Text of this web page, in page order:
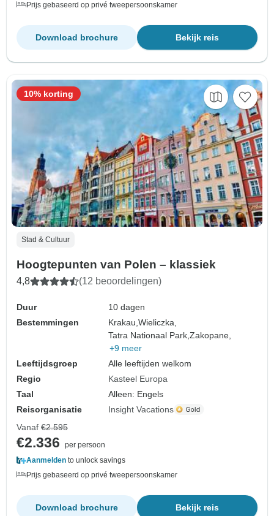
Prijs gebaseerd op privé tweepersoonskamer
Bekijk reis
Download brochure
Stad & Cultuur
Hoogtepunten van Polen – klassiek
4,8 (12 beoordelingen)
Duur
10 dagen
Bestemmingen
Krakau,Wieliczka,
Tatra Nationaal Park,Zakopane,
+9 meer
Leeftijdsgroep
Alle leeftijden welkom
Regio
Kasteel Europa
Taal
Alleen: Engels
Reisorganisatie
Insight Vacations
10% korting
Vanaf €2.595
€2.336
per persoon
Aanmelden to unlock savings
Prijs gebaseerd op privé tweepersoonskamer
Bekijk reis
Download brochure